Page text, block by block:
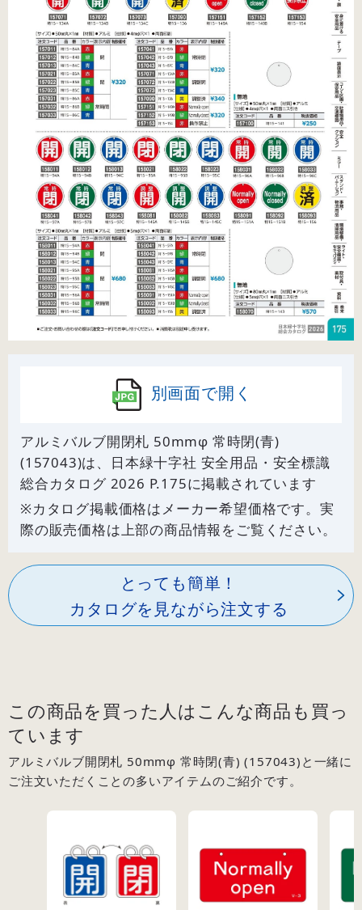
別画面で開く
アルミバルブ開閉札 50mmφ 常時閉(青)
(157043)は、日本緑十字社 安全用品・安全標識
総合カタログ 2026 P.175に掲載されています
※カタログ掲載価格はメーカー希望価格です。実
際の販売価格は上部の商品情報をご覧ください。
とっても簡単！
カタログを見ながら注文する
この商品を買った人はこんな商品も買っ
ています
アルミバルブ開閉札 50mmφ 常時閉(青) (157043)と一緒に
ご注文いただくことの多いアイテムのご紹介です。